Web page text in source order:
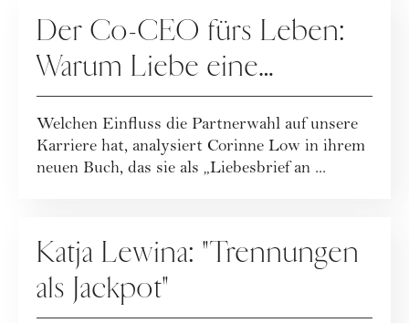
Der Co-CEO fürs Leben:
Warum Liebe eine
Karriereentscheidung ist
Welchen Einfluss die Partnerwahl auf unsere
Karriere hat, analysiert Corinne Low in ihrem
neuen Buch, das sie als „Liebesbrief an ...
Katja Lewina: "Trennungen
als Jackpot"